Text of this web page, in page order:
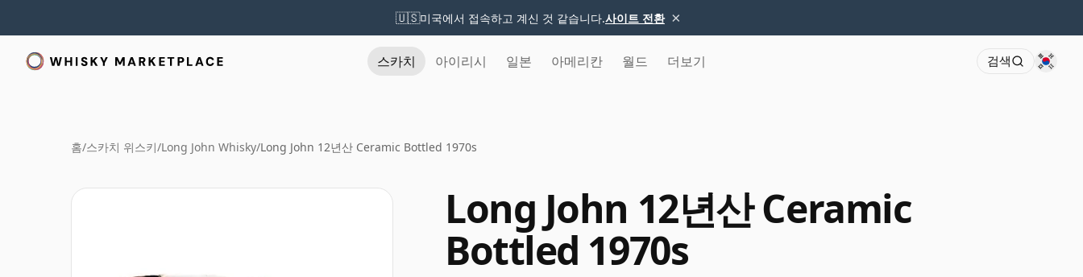
🇺🇸미국에서 접속하고 계신 것 같습니다.사이트 전환 ×
스카치 아이리시 일본 아메리칸 월드 더보기 검색
홈/스카치 위스키/Long John Whisky/Long John 12년산 Ceramic Bottled 1970s
Long John 12년산 Ceramic
Bottled 1970s